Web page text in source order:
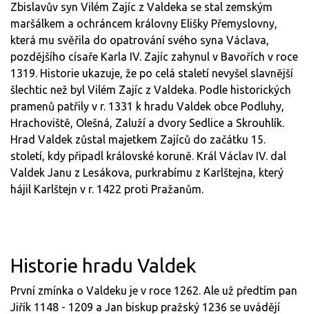
Zbislavův syn Vilém Zajíc z Valdeka se stal zemským
maršálkem a ochráncem královny Elišky Přemyslovny,
která mu svěřila do opatrování svého syna Václava,
pozdějšího císaře Karla IV. Zajíc zahynul v Bavořích v roce
1319. Historie ukazuje, že po celá staletí nevyšel slavnější
šlechtic než byl Vilém Zajíc z Valdeka. Podle historických
pramenů patřily v r. 1331 k hradu Valdek obce Podluhy,
Hrachoviště, Olešná, Zaluží a dvory Sedlice a Skrouhlík.
Hrad Valdek zůstal majetkem Zajíců do začátku 15.
století, kdy připadl královské koruně. Král Václav IV. dal
Valdek Janu z Lesákova, purkrabímu z Karlštejna, který
hájil Karlštejn v r. 1422 proti Pražanům.
Historie hradu Valdek
První zmínka o Valdeku je v roce 1262. Ale už předtím pan
Jiřík 1148 - 1209 a Jan biskup pražský 1236 se uvádějí